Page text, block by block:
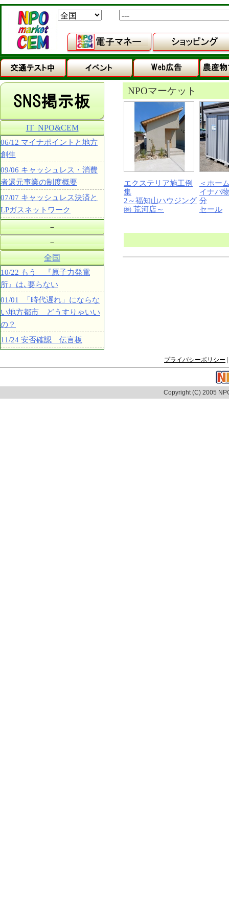
NPOマーケット
エクステリア施工例
集
2～福知山ハウジング
㈱ 荒河店～
＜ホー
イナバ
分
セール
IT_NPO&CEM
06/12 マイナポイントと地方
創生
09/06 キャッシュレス・消費
者還元事業の制度概要
07/07 キャッシュレス決済と
LPガスネットワーク
－
－
全国
10/22 もう 『原子力発電
所』は､要らない
01/01 「時代遅れ」にならな
い地方都市 どうすりゃいい
の？
11/24 安否確認 伝言板
プライバシーポリシー
Copyright (C) 2005